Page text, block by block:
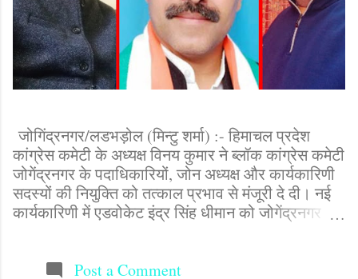
जोगिंद्रनगर/लडभड़ोल (मिन्टु शर्मा) :- हिमाचल प्रदेश
कांग्रेस कमेटी के अध्यक्ष विनय कुमार ने ब्लॉक कांग्रेस कमेटी
जोगेंद्रनगर के पदाधिकारियों, जोन अध्यक्ष और कार्यकारिणी
सदस्यों की नियुक्ति को तत्काल प्रभाव से मंजूरी दे दी। नई
कार्यकारिणी में एडवोकेट इंद्र सिंह धीमान को जोगेंद्रनगर
मकरीडी, राम लाल भराडू, ओम प्रकाश जिमजिमा, पीताम्बर
Post a Comment